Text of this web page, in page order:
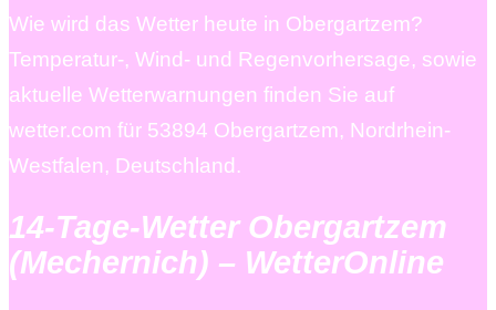
Wie wird das Wetter heute in Obergartzem?
Temperatur-, Wind- und Regenvorhersage, sowie
aktuelle Wetterwarnungen finden Sie auf
wetter.com für 53894 Obergartzem, Nordrhein-
Westfalen, Deutschland.
14-Tage-Wetter Obergartzem
(Mechernich) – WetterOnline